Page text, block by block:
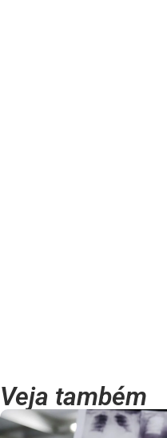
Veja também